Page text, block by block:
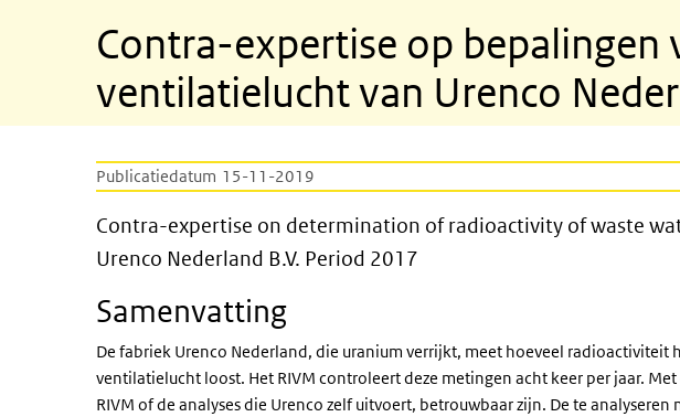
Contra-expertise op
ventilatielucht van Urenco
Publicatiedatum 15-11-2019
Contra-expertise on determination of
Contra-expertise on determination of radioactivity of waste
Urenco Nederland B.V. Period 2017
Samenvatting
De fabriek Urenco Nederland, die uranium verrijkt, meet hoeveel radioactiviteit
ventilatielucht loost. Het RIVM controleert deze metingen acht keer per jaar.
RIVM of de analyses die Urenco zelf uitvoert, betrouwbaar zijn. De te